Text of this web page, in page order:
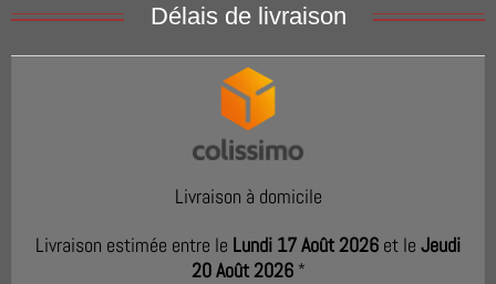
Délais de livraison
Livraison à domicile
Livraison estimée entre le Lundi 17 Août 2026 et le Jeudi
20 Août 2026 *